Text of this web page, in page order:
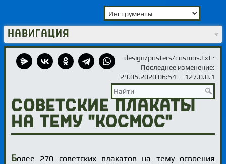
Навигация
design/posters/cosmos.txt·
Последнее изменение:
29.05.2020 06:54 — 127.0.0.1
Советские плакаты
на тему "Космос"
Более 270 советских плакатов на тему освоения